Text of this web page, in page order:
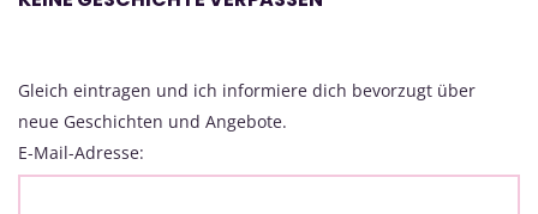
Gleich eintragen und ich informiere dich bevorzugt über
neue Geschichten und Angebote.
E-Mail-Adresse: